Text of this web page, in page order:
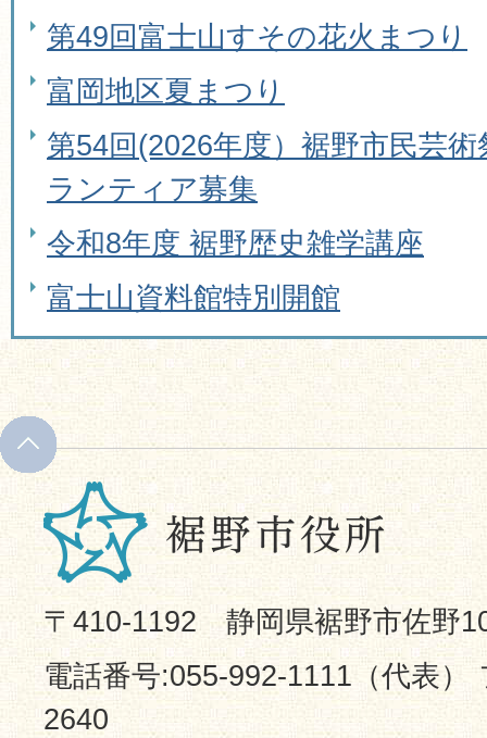
第49回富士山すその花火まつり
富岡地区夏まつり
第54回(2026年度）裾野市民芸
ランティア募集
令和8年度 裾野歴史雑学講座
富士山資料館特別開館
〒410-1192 静岡県裾野市佐野
電話番号:055-992-1111（代表）
2640